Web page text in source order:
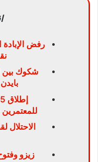
رفض
شكوك بين
للمعتمرين
الاحتلال
زيزو